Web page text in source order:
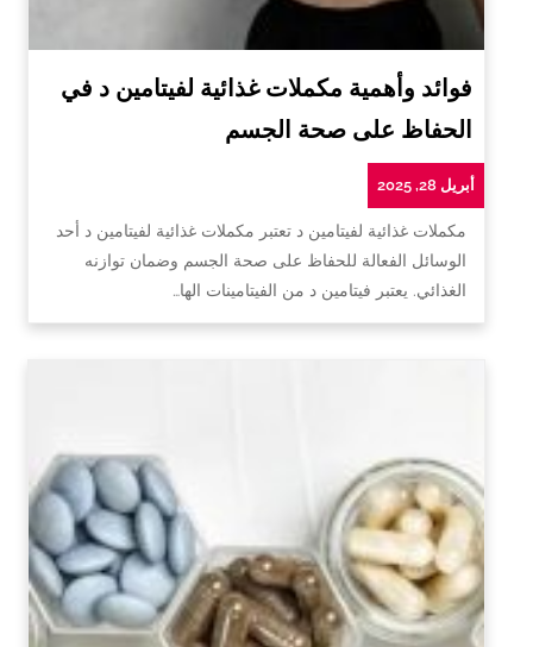
فوائد وأهمية مكملات غذائية لفيتامين د في
الحفاظ على صحة الجسم
أبريل 28, 2025
مكملات غذائية لفيتامين د تعتبر مكملات غذائية لفيتامين د أحد
الوسائل الفعالة للحفاظ على صحة الجسم وضمان توازنه
الغذائي. يعتبر فيتامين د من الفيتامينات الها…